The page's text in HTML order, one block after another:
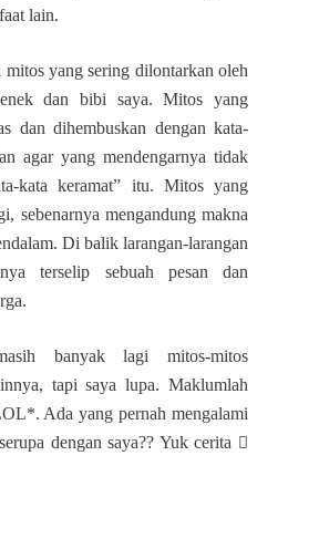
lain.
mitos yang sering dilontarkan oleh
dan bibi saya. Mitos yang
dan dihembuskan dengan kata-
agar yang mendengarnya tidak
kata keramat” itu. Mitos yang
sebenarnya mengandung makna
Di balik larangan-larangan
terselip sebuah pesan dan
banyak lagi mitos-mitos
tapi saya lupa. Maklumlah
Ada yang pernah mengalami
dengan saya?? Yuk cerita 